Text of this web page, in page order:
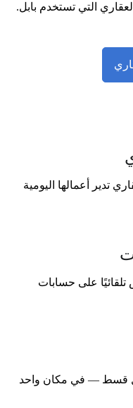
التي تستخدم بابل.
عقاري تدير أعمالها اليومية
على حسابات
قسط — في مكان واحد